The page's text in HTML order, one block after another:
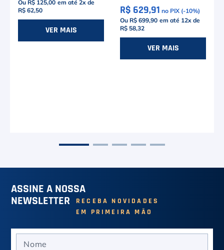
Ou R$ 125,00 em até 2x de
R$ 62,50
VER MAIS
R$ 629,91 no PIX (-10%)
Ou R$ 699,90 em até 12x de
R$ 58,32
VER MAIS
ASSINE A NOSSA
NEWSLETTER
RECEBA NOVIDADES
EM PRIMEIRA MÃO